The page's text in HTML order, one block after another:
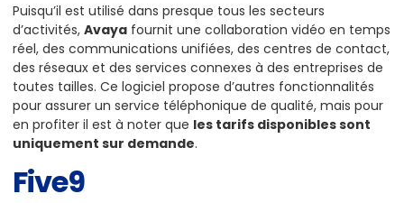
Puisqu’il est utilisé dans presque tous les secteurs
d’activités, Avaya fournit une collaboration vidéo en temps
réel, des communications unifiées, des centres de contact,
des réseaux et des services connexes à des entreprises de
toutes tailles. Ce logiciel propose d’autres fonctionnalités
pour assurer un service téléphonique de qualité, mais pour
en profiter il est à noter que les tarifs disponibles sont
uniquement sur demande.
Five9